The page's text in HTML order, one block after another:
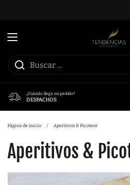
Abrir menú
¿Cuándo llega mi pedido?
DESPACHOS
Página de inicio / Aperitivos & Picoteos
Aperitivos &